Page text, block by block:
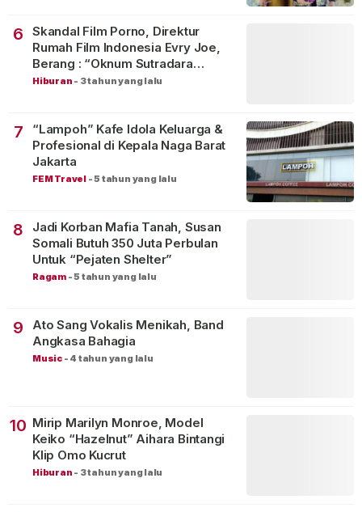
6
Skandal Film Porno, Direktur
Rumah Film Indonesia Evry Joe,
Berang : “Oknum Sutradara
Merusak Perfilman Indonesia”!
Hiburan - 3 tahun yang lalu
7
“Lampoh” Kafe Idola Keluarga &
Profesional di Kepala Naga Barat
Jakarta
FEM Travel -5 tahun yang lalu
8
Jadi Korban Mafia Tanah, Susan
Somali Butuh 350 Juta Perbulan
Untuk “Pejaten Shelter”
Ragam -5 tahun yang lalu
9
Ato Sang Vokalis Menikah, Band
Angkasa Bahagia
Music - 4 tahun yang lalu
10 Mirip Marilyn Monroe, Model
Keiko “Hazelnut” Aihara Bintangi
Klip Omo Kucrut
Hiburan - 3 tahun yang lalu